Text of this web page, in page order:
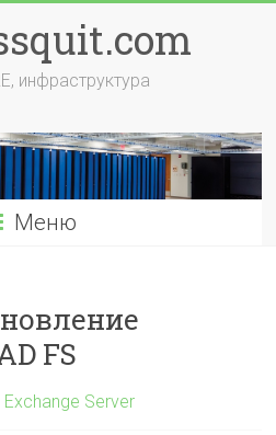
инфраструктура
Меню
FS
Exchange Server